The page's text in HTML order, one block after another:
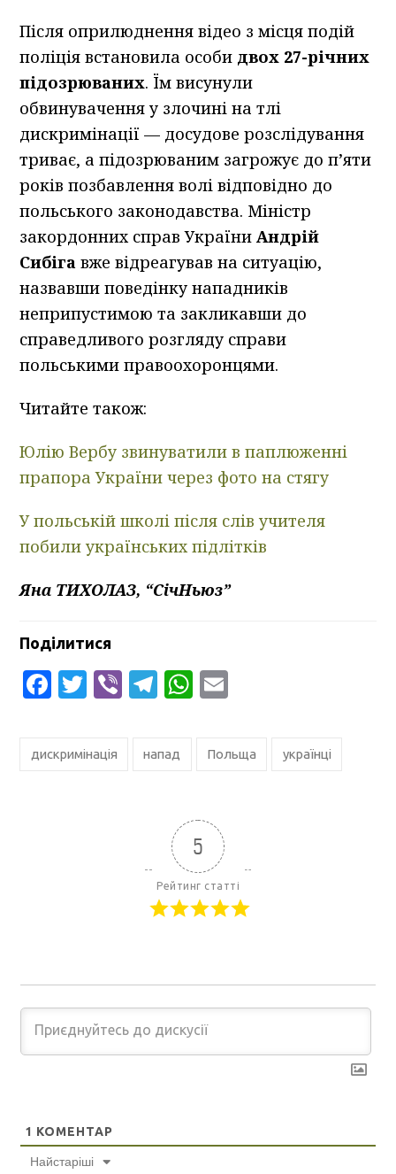
Після оприлюднення відео з місця подій
поліція встановила особи двох 27-річних
підозрюваних. Їм висунули
обвинувачення у злочині на тлі
дискримінації — досудове розслідування
триває, а підозрюваним загрожує до п’яти
років позбавлення волі відповідно до
польського законодавства. Міністр
закордонних справ УкраїниАндрій
Сибігавже відреагував на ситуацію,
назвавши поведінку нападників
неприпустимою та закликавши до
справедливого розгляду справи
польськими правоохоронцями.
Читайте також:
Юлію Вербу звинуватили в паплюженні
прапора України через фото на стягу
У польській школі після слів учителя
побили українських підлітків
Яна ТИХОЛАЗ, “СічНьюз”
Поділитися
Facebook
Twitter
ViberTelegram
WhatsApp
дискримінація напад Польща українці
5
Рейтинг статті
1 КОМЕНТАР
Найстаріші